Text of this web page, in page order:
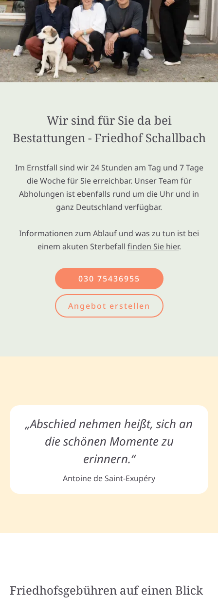
Wir sind für Sie da bei
Bestattungen - Friedhof Schallbach
Im Ernstfall sind wir 24 Stunden am Tag und 7 Tage
die Woche für Sie erreichbar. Unser Team für
Abholungen ist ebenfalls rund um die Uhr und in
ganz Deutschland verfügbar.
Informationen zum Ablauf und was zu tun ist bei
einem akuten Sterbefall finden Sie hier.
030 75436955
Angebot erstellen
„Abschied nehmen heißt, sich an
die schönen Momente zu
erinnern.“
Antoine de Saint-Exupéry
Friedhofsgebühren auf einen Blick